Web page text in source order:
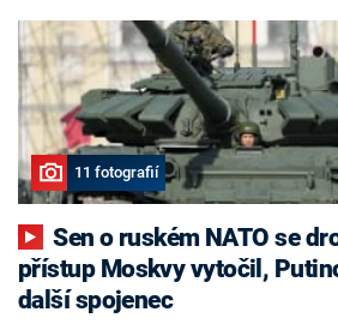
11 fotografií
Sen o ruském NATO se drolí. Armény
přístup Moskvy vytočil,
další spojenec